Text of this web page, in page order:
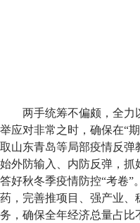
两手统筹不偏颇，全力
举应对非常之时，确保在“
取山东青岛等局部疫情反
始外防输入、内防反弹，
答好秋冬季疫情防控“考卷
药，完善推项目、强产业
务，确保全年经济总量占